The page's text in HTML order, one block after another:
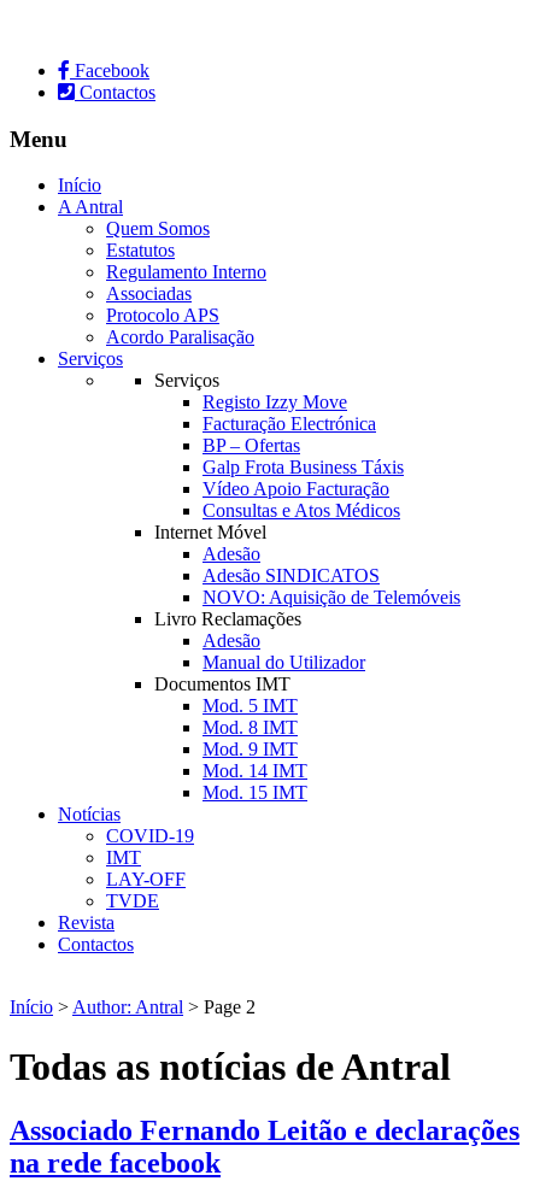
Facebook
Contactos
Menu
Início
A Antral
Quem Somos
Estatutos
Regulamento Interno
Associadas
Protocolo APS
Acordo Paralisação
Serviços
Serviços
Registo Izzy Move
Facturação Electrónica
BP – Ofertas
Galp Frota Business Táxis
Vídeo Apoio Facturação
Consultas e Atos Médicos
Internet Móvel
Adesão
Adesão SINDICATOS
NOVO: Aquisição de Telemóveis
Livro Reclamações
Adesão
Manual do Utilizador
Documentos IMT
Mod. 5 IMT
Mod. 8 IMT
Mod. 9 IMT
Mod. 14 IMT
Mod. 15 IMT
Notícias
COVID-19
IMT
LAY-OFF
TVDE
Revista
Contactos
Início >Author: Antral > Page 2
Todas as notícias deAntral
Associado Fernando Leitão e declarações
na rede facebook